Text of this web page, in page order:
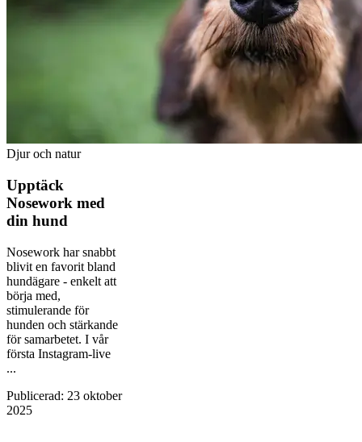
Djur och natur
Upptäck
Nosework med
din hund
Nosework har snabbt
blivit en favorit bland
hundägare - enkelt att
börja med,
stimulerande för
hunden och stärkande
för samarbetet. I vår
första Instagram-live
...
Publicerad: 23 oktober
2025